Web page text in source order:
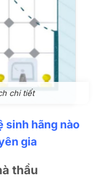
chi tiết
sinh hãng nào
gia
thầu